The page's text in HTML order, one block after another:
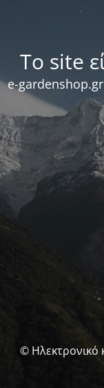
Το site
e-gardenshop.gr
© Ηλεκτρονικό